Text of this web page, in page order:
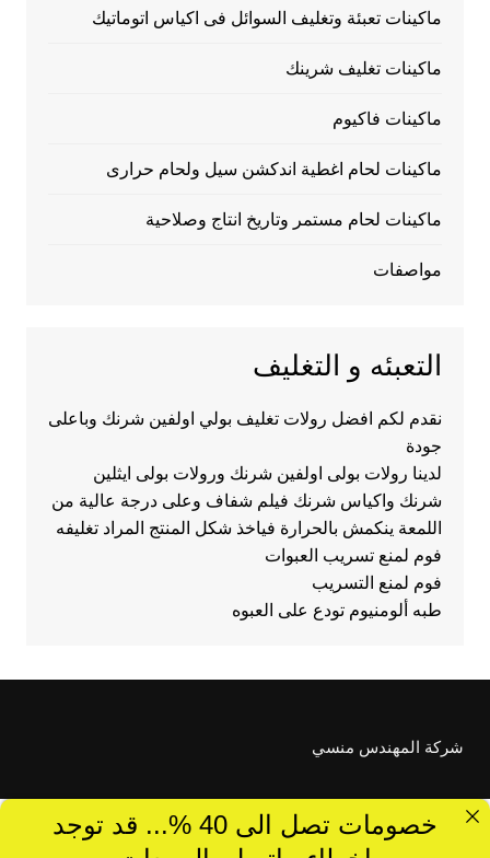
ماكينات تعبئة وتغليف السوائل فى اكياس اتوماتيك
ماكينات تغليف شرينك
ماكينات فاكيوم
ماكينات لحام اغطية اندكشن سيل ولحام حرارى
ماكينات لحام مستمر وتاريخ انتاج وصلاحية
مواصفات
التعبئه و التغليف
نقدم لكم افضل رولات تغليف بولي اولفين شرنك وباعلى
جودة
لدينا رولات بولى اولفين شرنك ورولات بولى ايثلين
شرنك واكياس شرنك فيلم شفاف وعلى درجة عالية من
اللمعة ينكمش بالحرارة فياخذ شكل المنتج المراد تغليفه
فوم لمنع تسريب العبوات
فوم لمنع التسريب
طبه ألومنيوم تودع على العبوه
شركة المهندس منسي
خصومات تصل الى 40 %... قد توجد